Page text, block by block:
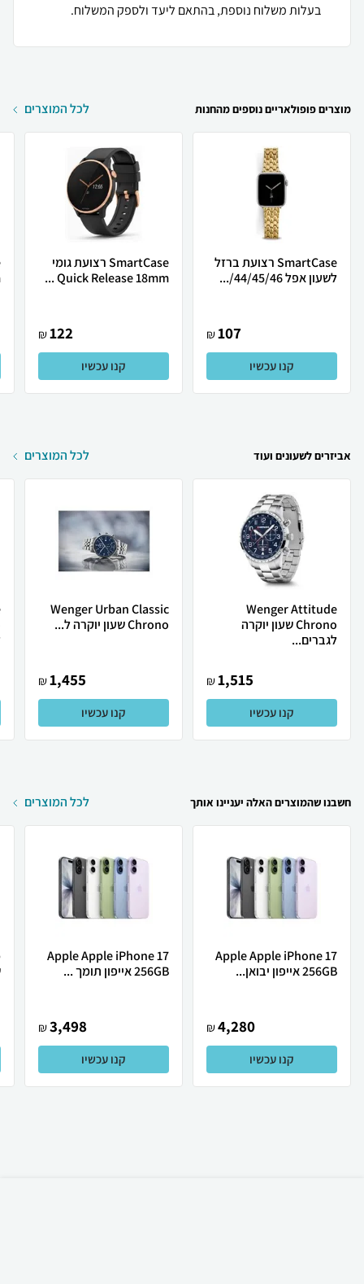
בעלות משלוח נוספת, בהתאם ליעד ולספק המשלוח.
מוצרים פופולאריים נוספים מהחנות לכל המוצרים
SmartCase רצועת ברזל
לשעון אפל 44/45/46/...
107
₪
קנו עכשיו
SmartCase רצועת גומי
Quick Release 18mm ...
122
₪
קנו עכשיו
אביזרים לשעונים ועוד לכל המוצרים
Wenger Attitude
Chrono שעון יוקרה
לגברים...
1,515
₪
קנו עכשיו
Wenger Urban Classic
Chrono שעון יוקרה ל...
1,455
₪
קנו עכשיו
חשבנו שהמוצרים האלה יעניינו אותך לכל המוצרים
Apple Apple iPhone 17
256GB אייפון יבואן...
4,280
₪
קנו עכשיו
Apple Apple iPhone 17
256GB אייפון תומך ...
3,498
₪
קנו עכשיו